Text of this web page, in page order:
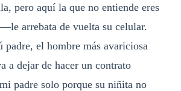
pero aquí la que no entiende eres
arrebata de vuelta su celular.
el hombre más avariciosa
a dejar de hacer un contrato
padre solo porque su niñita no